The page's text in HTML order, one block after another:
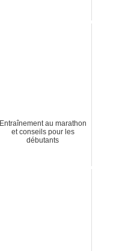
Entraînement au marathon
et conseils pour les
débutants